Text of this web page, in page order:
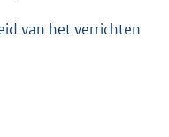
van het verrichten